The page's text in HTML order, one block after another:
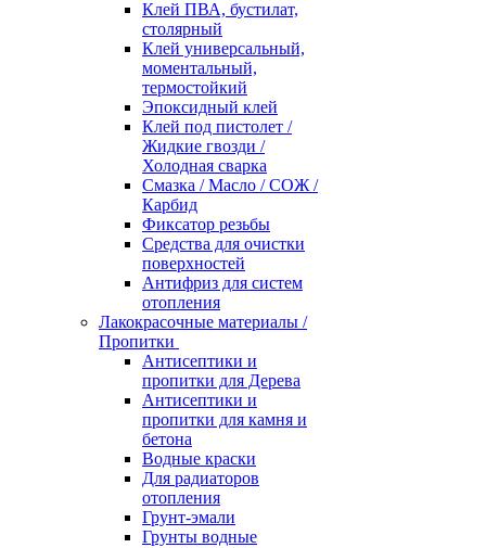
Клей ПВА, бустилат,
столярный
Клей универсальный,
моментальный,
термостойкий
Эпоксидный клей
Клей под пистолет /
Жидкие гвозди /
Холодная сварка
Смазка / Масло / СОЖ /
Карбид
Фиксатор резьбы
Средства для очистки
поверхностей
Антифриз для систем
отопления
Лакокрасочные материалы /
Пропитки
Антисептики и
пропитки для Дерева
Антисептики и
пропитки для камня и
бетона
Водные краски
Для радиаторов
отопления
Грунт-эмали
Грунты водные